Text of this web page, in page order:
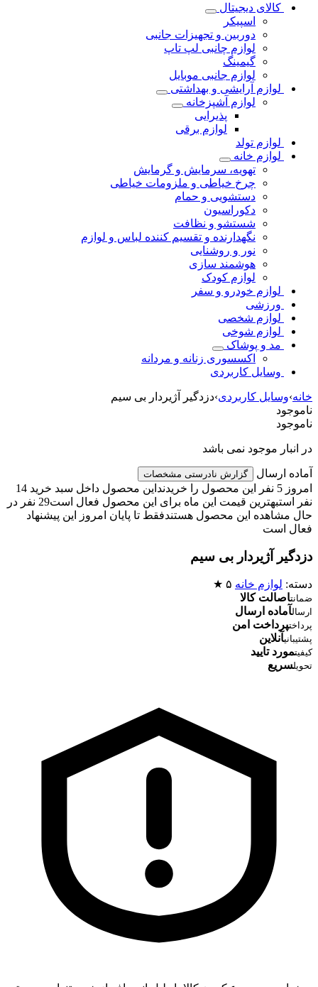
کالای دیجیتال
اسپیکر
دوربین و تجهیزات جانبی
لوازم چانبی لپ تاپ
گیمینگ
لوازم جانبی موبایل
لوازم آرایشی و بهداشتی
لوازم آشپزخانه
پذیرایی
لوازم برقی
لوازم تولد
لوازم خانه
تهویه، سرمایش و گرمایش
چرخ خیاطی و ملزومات خیاطی
دستشویی و حمام
دکوراسیون
شستشو و نظافت
نگهدارنده و تقسیم کننده لباس و لوازم
نور و روشنایی
هوشمند سازی
لوازم کودک
لوازم خودرو و سفر
ورزشی
لوازم شخصی
لوازم شوخی
مد و پوشاک
اکسسوری زنانه و مردانه
وسایل کاربردی
خانه›وسایل کاربردی›دزدگیر آژیردار بی سیم
ناموجود
ناموجود
در انبار موجود نمی باشد
آماده ارسال گزارش نادرستی مشخصات
امروز 5 نفر این محصول را خریدند
این محصول داخل سبد خرید 14
نفر استبهترین قیمت این ماه برای این محصول فعال است
29 نفر در
حال مشاهده این محصول هستندفقط تا پایان امروز این پیشنهاد
فعال است
دزدگیر آژیردار بی سیم
دسته: لوازم خانه ۵ ★
ضمانتاصالت کالا
ارسالآماده ارسال
پرداختپرداخت امن
پشتیبانیآنلاین
کیفیتمورد تایید
تحویلسریع